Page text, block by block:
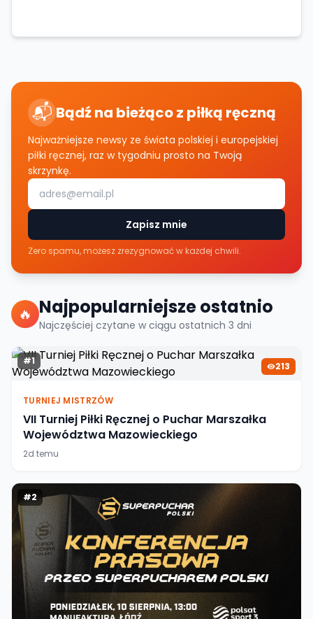
📬 Bądź na bieżąco z piłką ręczną
Najważniejsze newsy ze świata polskiej i europejskiej
piłki ręcznej, raz w tygodniu prosto na Twoją
skrzynkę.
Zapisz mnie
Zero spamu, możesz zrezygnować w każdej chwili.
🔥 Najpopularniejsze ostatnio
Najczęściej czytane w ciągu ostatnich 3 dni
#1 213
TURNIEJ MISTRZÓW
VII Turniej Piłki Ręcznej o Puchar Marszałka
Województwa Mazowieckiego
2d temu
#2